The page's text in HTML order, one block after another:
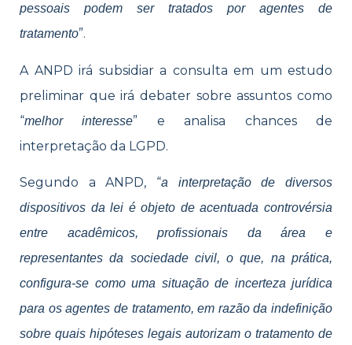
pessoais podem ser tratados por agentes de
tratamento”.
A ANPD irá subsidiar a consulta em um estudo
preliminar que irá debater sobre assuntos como
“melhor interesse” e analisa chances de
interpretação da LGPD.
Segundo a ANPD, “a interpretação de diversos
dispositivos da lei é objeto de acentuada controvérsia
entre acadêmicos, profissionais da área e
representantes da sociedade civil, o que, na prática,
configura-se como uma situação de incerteza jurídica
para os agentes de tratamento, em razão da indefinição
sobre quais hipóteses legais autorizam o tratamento de